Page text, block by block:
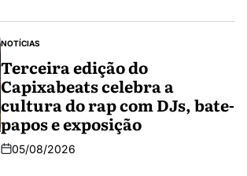
NOTÍCIAS
Terceira edição do
Capixabeats celebra a
cultura do rap com DJs, bate-
papos e exposição
05/08/2026